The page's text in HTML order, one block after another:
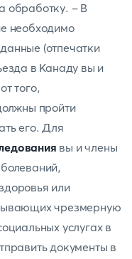
обработку. - В
необходимо
(отпечатки
в Канаду вы и
того,
пройти
его. Для
вы и члены
или
чрезмерную
услугах в
документы в